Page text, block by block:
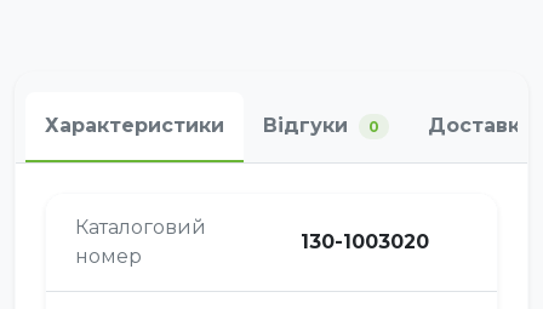
Характеристики Відгуки 0 Доставка
Каталоговий
номер
130-1003020